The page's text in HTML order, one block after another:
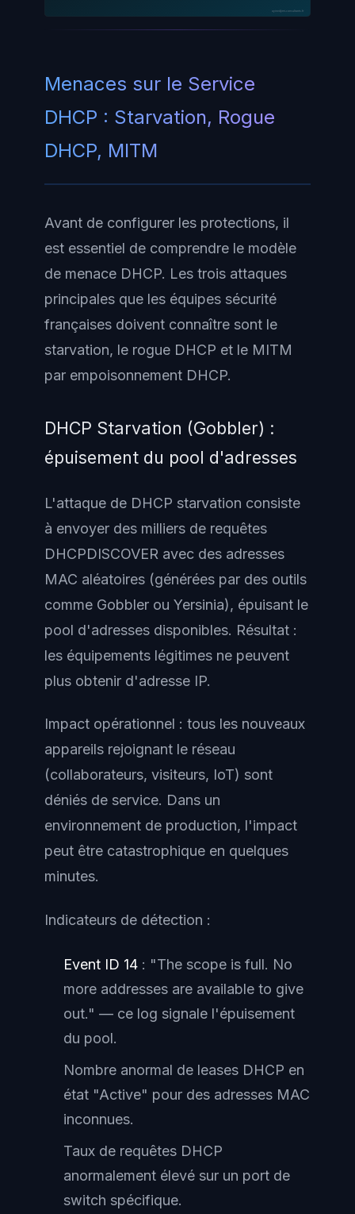
ayinedjimi-consultants.fr
Menaces sur le Service
DHCP : Starvation, Rogue
DHCP, MITM
Avant de configurer les protections, il
est essentiel de comprendre le modèle
de menace DHCP. Les trois attaques
principales que les équipes sécurité
françaises doivent connaître sont le
starvation, le rogue DHCP et le MITM
par empoisonnement DHCP.
DHCP Starvation (Gobbler) :
épuisement du pool d'adresses
L'attaque de DHCP starvation consiste
à envoyer des milliers de requêtes
DHCPDISCOVER avec des adresses
MAC aléatoires (générées par des outils
comme Gobbler ou Yersinia), épuisant le
pool d'adresses disponibles. Résultat :
les équipements légitimes ne peuvent
plus obtenir d'adresse IP.
Impact opérationnel : tous les nouveaux
appareils rejoignant le réseau
(collaborateurs, visiteurs, IoT) sont
déniés de service. Dans un
environnement de production, l'impact
peut être catastrophique en quelques
minutes.
Indicateurs de détection :
Event ID 14 : "The scope is full. No
more addresses are available to give
out." — ce log signale l'épuisement
du pool.
Nombre anormal de leases DHCP en
état "Active" pour des adresses MAC
inconnues.
Taux de requêtes DHCP
anormalement élevé sur un port de
switch spécifique.